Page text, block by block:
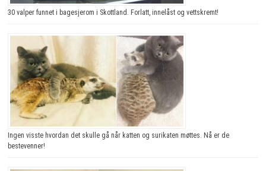
30 valper funnet i bagesjerom i Skottland. Forlatt, innelåst og vettskremt!
Ingen visste hvordan det skulle gå når katten og surikaten møttes. Nå er de
bestevenner!